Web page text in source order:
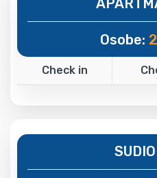
Osobe: 2
Check in